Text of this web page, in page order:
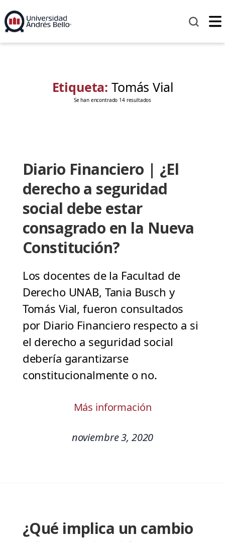
Etiqueta: Tomás Vial
Se han encontrado 14 resultados
Diario Financiero | ¿El
derecho a seguridad
social debe estar
consagrado en la Nueva
Constitución?
Los docentes de la Facultad de
Derecho UNAB, Tania Busch y
Tomás Vial, fueron consultados
por Diario Financiero respecto a si
el derecho a seguridad social
debería garantizarse
constitucionalmente o no.
Más información
noviembre 3, 2020
¿Qué implica un cambio